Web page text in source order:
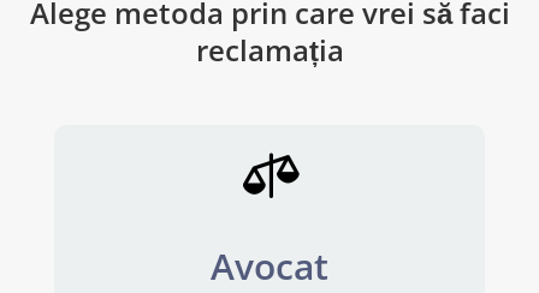
Alege metoda prin care vrei să faci
reclamația

Avocat